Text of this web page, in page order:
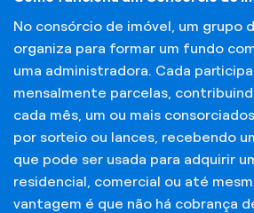
No consórcio de imóvel, um grupo
organiza para formar um fundo
uma administradora. Cada
mensalmente parcelas,
cada mês, um ou mais
por sorteio ou lances, recebendo
que pode ser usada para adquirir
residencial, comercial ou até
vantagem é que não há cobrança